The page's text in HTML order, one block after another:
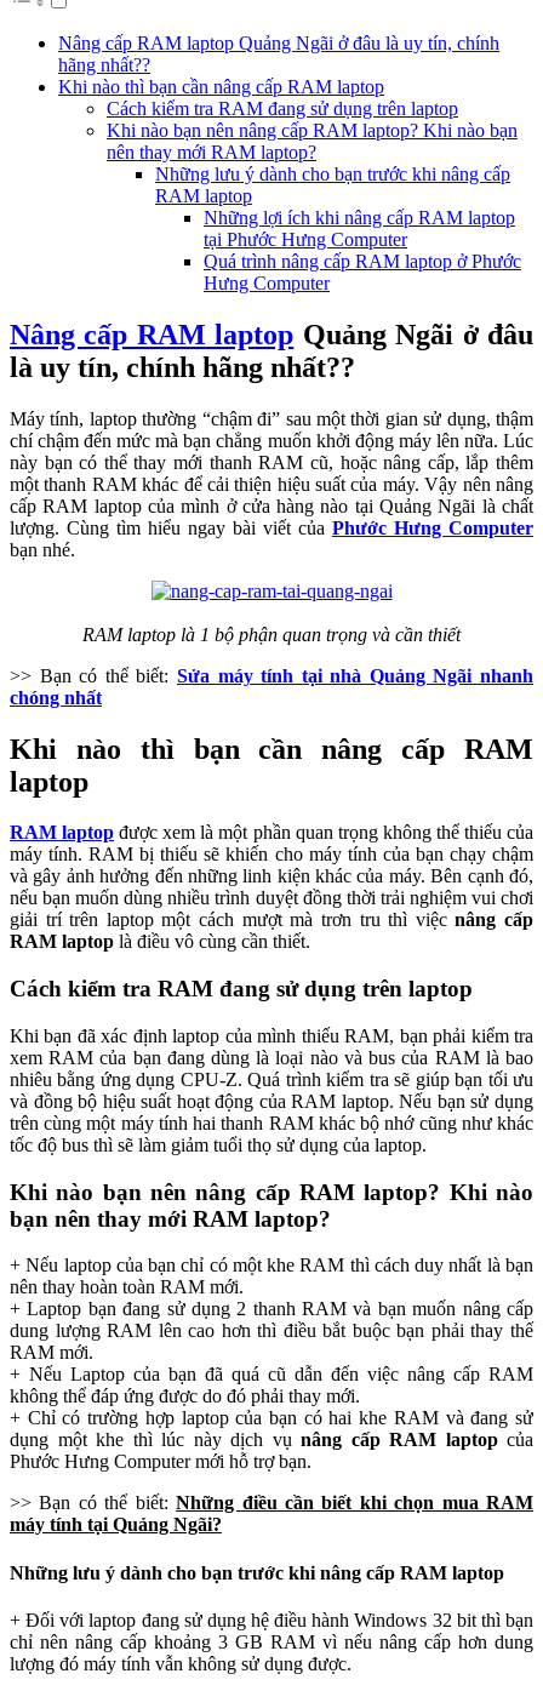
Nâng cấp RAM laptop Quảng Ngãi ở đâu là uy tín, chính
hãng nhất??
Khi nào thì bạn cần nâng cấp RAM laptop
Cách kiểm tra RAM đang sử dụng trên laptop
Khi nào bạn nên nâng cấp RAM laptop? Khi nào bạn
nên thay mới RAM laptop?
Những lưu ý dành cho bạn trước khi nâng cấp
RAM laptop
Những lợi ích khi nâng cấp RAM laptop
tại Phước Hưng Computer
Quá trình nâng cấp RAM laptop ở Phước
Hưng Computer
Nâng cấp RAM laptop Quảng Ngãi ở đâu
là uy tín, chính hãng nhất??
Máy tính, laptop thường “chậm đi” sau một thời gian sử dụng, thậm
chí chậm đến mức mà bạn chẳng muốn khởi động máy lên nữa. Lúc
này bạn có thể thay mới thanh RAM cũ, hoặc nâng cấp, lắp thêm
một thanh RAM khác để cải thiện hiệu suất của máy. Vậy nên nâng
cấp RAM laptop của mình ở cửa hàng nào tại Quảng Ngãi là chất
lượng. Cùng tìm hiểu ngay bài viết của Phước Hưng Computer
bạn nhé.
RAM laptop là 1 bộ phận quan trọng và cần thiết
>> Bạn có thể biết: Sửa máy tính tại nhà Quảng Ngãi nhanh
chóng nhất
Khi nào thì bạn cần nâng cấp RAM
laptop
RAM laptop được xem là một phần quan trọng không thể thiếu của
máy tính. RAM bị thiếu sẽ khiến cho máy tính của bạn chạy chậm
và gây ảnh hưởng đến những linh kiện khác của máy. Bên cạnh đó,
nếu bạn muốn dùng nhiều trình duyệt đồng thời trải nghiệm vui chơi
giải trí trên laptop một cách mượt mà trơn tru thì việcnâng cấp
RAM laptop là điều vô cùng cần thiết.
Cách kiểm tra RAM đang sử dụng trên laptop
Khi bạn đã xác định laptop của mình thiếu RAM, bạn phải kiểm tra
xem RAM của bạn đang dùng là loại nào và bus của RAM là bao
nhiêu bằng ứng dụng CPU-Z. Quá trình kiểm tra sẽ giúp bạn tối ưu
và đồng bộ hiệu suất hoạt động của RAM laptop. Nếu bạn sử dụng
trên cùng một máy tính hai thanh RAM khác bộ nhớ cũng như khác
tốc độ bus thì sẽ làm giảm tuổi thọ sử dụng của laptop.
Khi nào bạn nên nâng cấp RAM laptop? Khi nào
bạn nên thay mới RAM laptop?
+ Nếu laptop của bạn chỉ có một khe RAM thì cách duy nhất là bạn
nên thay hoàn toàn RAM mới.
+ Laptop bạn đang sử dụng 2 thanh RAM và bạn muốn nâng cấp
dung lượng RAM lên cao hơn thì điều bắt buộc bạn phải thay thế
RAM mới.
+ Nếu Laptop của bạn đã quá cũ dẫn đến việc nâng cấp RAM
không thể đáp ứng được do đó phải thay mới.
+ Chỉ có trường hợp laptop của bạn có hai khe RAM và đang sử
dụng một khe thì lúc này dịch vụ nâng cấp RAM laptop của
Phước Hưng Computer mới hỗ trợ bạn.
>> Bạn có thể biết:Những điều cần biết khi chọn mua RAM
máy tính tại Quảng Ngãi?
Những lưu ý dành cho bạn trước khi nâng cấp RAM laptop
+ Đối với laptop đang sử dụng hệ điều hành Windows 32 bit thì bạn
chỉ nên nâng cấp khoảng 3 GB RAM vì nếu nâng cấp hơn dung
lượng đó máy tính vẫn không sử dụng được.